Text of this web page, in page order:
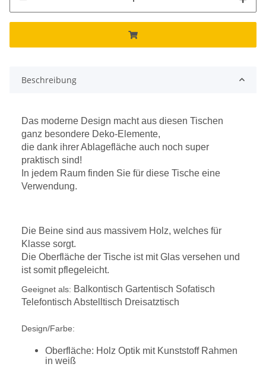
Beschreibung
Das moderne Design macht aus diesen Tischen
ganz besondere Deko-Elemente,
die dank ihrer Ablagefläche auch noch super
praktisch sind!
In jedem Raum finden Sie für diese Tische eine
Verwendung.
Die Beine sind aus massivem Holz, welches für
Klasse sorgt.
Die Oberfläche der Tische ist mit Glas versehen und
ist somit pflegeleicht.
Geeignet als: Balkontisch Gartentisch Sofatisch
Telefontisch Abstelltisch Dreisatztisch
Design/Farbe:
Oberfläche: Holz Optik mit Kunststoff Rahmen
in weiß